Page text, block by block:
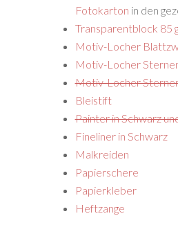
Fotokarton in den
Transparentblock 85
Motiv-Locher
Motiv-Locher
Motiv-Locher
Bleistift
Painter in Schwarz
Fineliner in Schwarz
Malkreiden
Papierschere
Papierkleber
Heftzange